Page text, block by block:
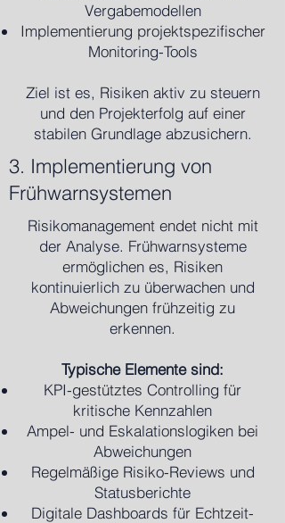
Vergabemodellen
Implementierung projektspezifischer
Monitoring-Tools
Ziel ist es, Risiken aktiv zu steuern
und den Projekterfolg auf einer
stabilen Grundlage abzusichern.
3. Implementierung von
Frühwarnsystemen
Risikomanagement endet nicht mit
der Analyse. Frühwarnsysteme
ermöglichen es, Risiken
kontinuierlich zu überwachen und
Abweichungen frühzeitig zu
erkennen.
Typische Elemente sind:
KPI-gestütztes Controlling für
kritische Kennzahlen
Ampel- und Eskalationslogiken bei
Abweichungen
Regelmäßige Risiko-Reviews und
Statusberichte
Digitale Dashboards für Echtzeit-